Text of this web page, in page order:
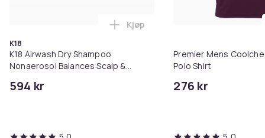
K18
K18 Airwash Dry Shampoo
Nonaerosol Balances Scalp &
594 kr
Legg K18 Airwash Dry
Kjøp
Premier Mens
Polo Shirt
276 kr